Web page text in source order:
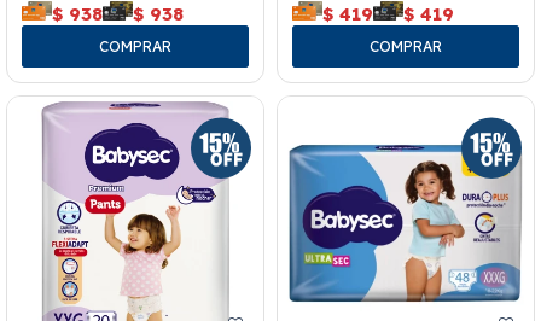
$ 938 $ 938 $ 419 $ 419